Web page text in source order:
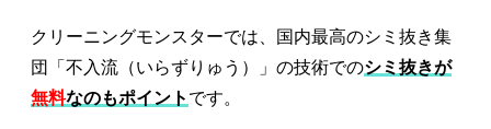
クリーニングモンスターでは、国内最高のシミ抜き集
団「不入流（いらずりゅう）」の技術でのシミ抜きが
無料なのもポイント です。